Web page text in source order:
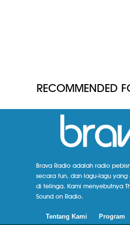
RECOMMENDED
Brava Radio adalah radio
secara fun, dan lagu-lagu yang
di telinga. Kami menyebutnya
Sound on Radio.
Tentang Kami Program